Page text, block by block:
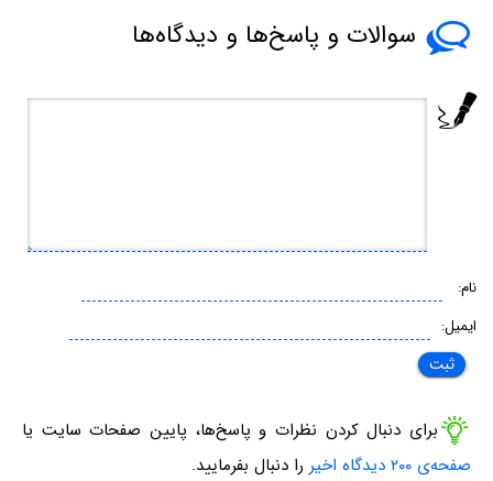
سوالات و پاسخ‌ها و دیدگاه‌ها
نام:
ایمیل:
برای دنبال کردن نظرات و پاسخ‌ها، پایین صفحات سایت یا
صفحه‌ی ۲۰۰ دیدگاه اخیر
را دنبال بفرمایید.